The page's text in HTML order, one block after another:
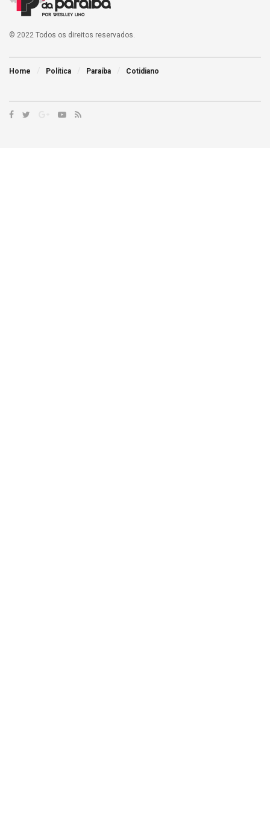
© 2022 Todos os direitos reservados.
Home Política Paraíba Cotidiano